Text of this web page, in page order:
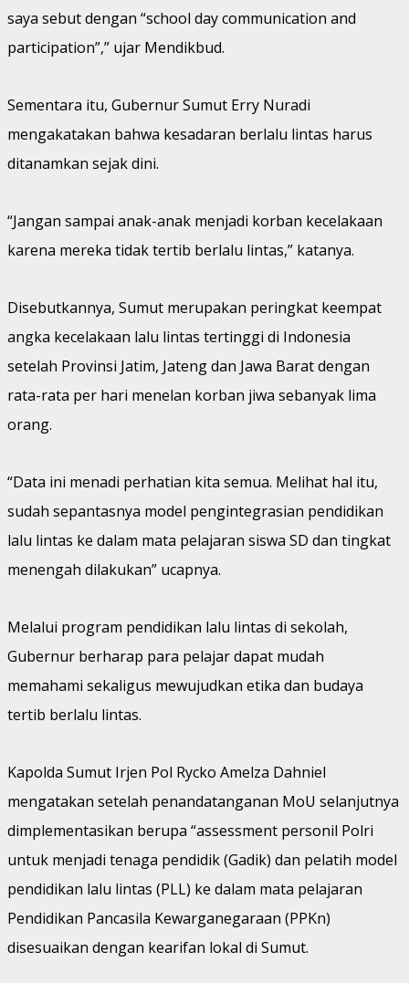
saya sebut dengan “school day communication and
participation”,” ujar Mendikbud.
Sementara itu, Gubernur Sumut Erry Nuradi
mengakatakan bahwa kesadaran berlalu lintas harus
ditanamkan sejak dini.
“Jangan sampai anak-anak menjadi korban kecelakaan
karena mereka tidak tertib berlalu lintas,” katanya.
Disebutkannya, Sumut merupakan peringkat keempat
angka kecelakaan lalu lintas tertinggi di Indonesia
setelah Provinsi Jatim, Jateng dan Jawa Barat dengan
rata-rata per hari menelan korban jiwa sebanyak lima
orang.
“Data ini menadi perhatian kita semua. Melihat hal itu,
sudah sepantasnya model pengintegrasian pendidikan
lalu lintas ke dalam mata pelajaran siswa SD dan tingkat
menengah dilakukan” ucapnya.
Melalui program pendidikan lalu lintas di sekolah,
Gubernur berharap para pelajar dapat mudah
memahami sekaligus mewujudkan etika dan budaya
tertib berlalu lintas.
Kapolda Sumut Irjen Pol Rycko Amelza Dahniel
mengatakan setelah penandatanganan MoU selanjutnya
dimplementasikan berupa “assessment personil Polri
untuk menjadi tenaga pendidik (Gadik) dan pelatih model
pendidikan lalu lintas (PLL) ke dalam mata pelajaran
Pendidikan Pancasila Kewarganegaraan (PPKn)
disesuaikan dengan kearifan lokal di Sumut.